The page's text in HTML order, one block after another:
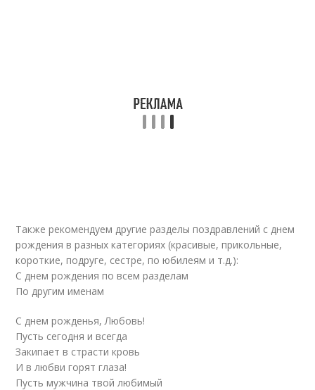
Также рекомендуем другие разделы поздравлений с днем
рождения в разных категориях (красивые, прикольные,
короткие, подруге, сестре, по юбилеям и т.д.):
С днем рождения по всем разделам
По другим именам
С днем рожденья, Любовь!
Пусть сегодня и всегда
Закипает в страсти кровь
И в любви горят глаза!
Пусть мужчина твой любимый